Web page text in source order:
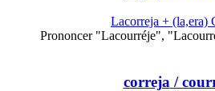
Lacorreja + (la,era)
Prononcer "Lacourréje",
correja /